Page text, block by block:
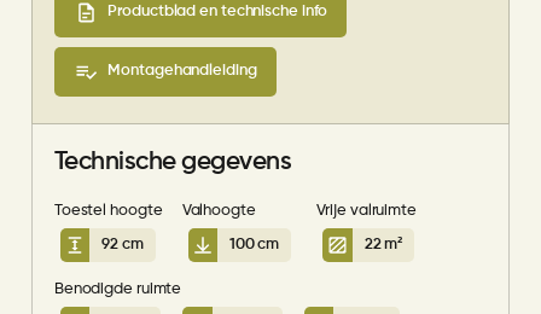
Productblad en technische info
Montagehandleiding
Technische gegevens
Toestel hoogte
92 cm
Valhoogte
100 cm
Vrije valruimte
22 m²
Benodigde ruimte